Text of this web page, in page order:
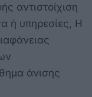
αντιστοίχιση
ή υπηρεσίες, Η
άνισης